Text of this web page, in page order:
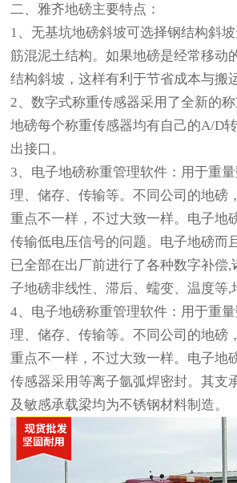
二、雅齐地磅主要特点：
1、无基坑地磅斜坡可选择钢结构斜
筋混泥土结构。如果地磅是经常移动
结构斜坡，这样有利于节省成本与搬
2、数字式称重传感器采用了全新的
地磅每个称重传感器均有自己的A/D
出接口。
3、电子地磅称重管理软件：用于重
理、储存、传输等。不同公司的地磅
重点不一样，不过大致一样。电子地
传输低电压信号的问题。电子地磅而
已全部在出厂前进行了各种数字补偿,
子地磅非线性、滞后、蠕变、温度等,
4、电子地磅称重管理软件：用于重
理、储存、传输等。不同公司的地磅
重点不一样，不过大致一样。电子地
传感器采用等离子氩弧焊密封。其支
及敏感承载梁均为不锈钢材料制造。